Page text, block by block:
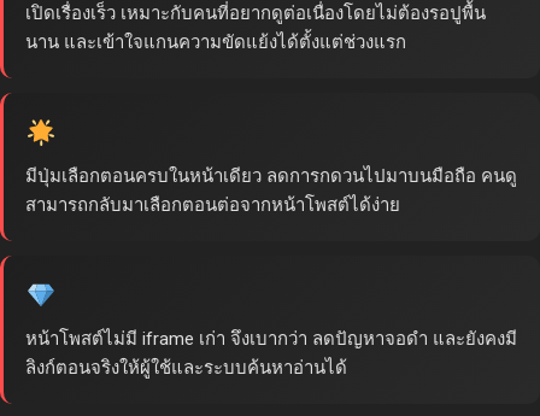
เปิดเรื่องเร็ว เหมาะกับคนที่อยากดูต่อเนื่องโดยไม่ต้องรอปูพื้น
นาน และเข้าใจแกนความขัดแย้งได้ตั้งแต่ช่วงแรก
มีปุ่มเลือกตอนครบในหน้าเดียว ลดการกดวนไปมาบนมือถือ คนดู
สามารถกลับมาเลือกตอนต่อจากหน้าโพสต์ได้ง่าย
หน้าโพสต์ไม่มี iframe เก่า จึงเบากว่า ลดปัญหาจอดำ และยังคงมี
ลิงก์ตอนจริงให้ผู้ใช้และระบบค้นหาอ่านได้